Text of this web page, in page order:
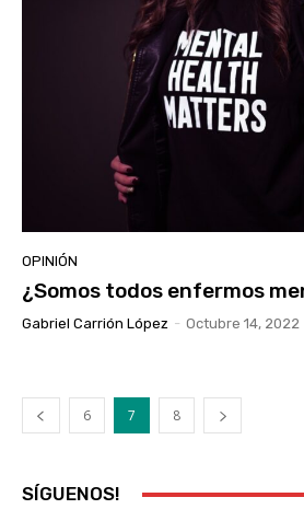
OPINIÓN
¿Somos todos enfermos
Gabriel Carrión López - Octubre 14, 2022
6 7 8
SÍGUENOS!